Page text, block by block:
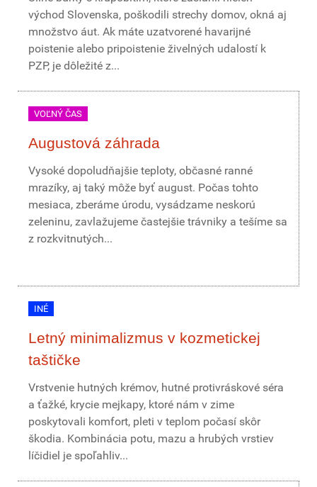
východ Slovenska, poškodili strechy domov, okná aj
množstvo áut. Ak máte uzatvorené havarijné
poistenie alebo pripoistenie živelných udalostí k
PZP, je dôležité z...
VOĽNÝ ČAS
Augustová záhrada
Vysoké dopoludňajšie teploty, občasné ranné
mrazíky, aj taký môže byť august. Počas tohto
mesiaca, zberáme úrodu, vysádzame neskorú
zeleninu, zavlažujeme častejšie trávniky a tešíme sa
z rozkvitnutých...
INÉ
Letný minimalizmus v kozmetickej
taštičke
Vrstvenie hutných krémov, hutné protivráskové séra
a ťažké, krycie mejkapy, ktoré nám v zime
poskytovali komfort, pleti v teplom počasí skôr
škodia. Kombinácia potu, mazu a hrubých vrstiev
líčidiel je spoľahliv...